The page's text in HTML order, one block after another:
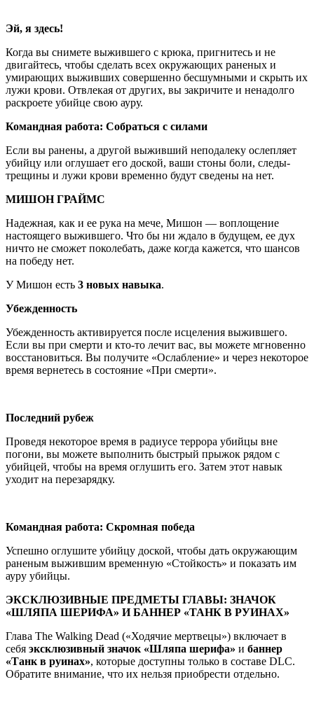
Эй, я здесь!
Когда вы снимете выжившего с крюка, пригнитесь и не
двигайтесь, чтобы сделать всех окружающих раненых и
умирающих выживших совершенно бесшумными и скрыть их
лужи крови. Отвлекая от других, вы закричите и ненадолго
раскроете убийце свою ауру.
Командная работа: Собраться с силами
Если вы ранены, а другой выживший неподалеку ослепляет
убийцу или оглушает его доской, ваши стоны боли, следы-
трещины и лужи крови временно будут сведены на нет.
МИШОН ГРАЙМС
Надежная, как и ее рука на мече, Мишон — воплощение
настоящего выжившего. Что бы ни ждало в будущем, ее дух
ничто не сможет поколебать, даже когда кажется, что шансов
на победу нет.
У Мишон есть 3 новых навыка.
Убежденность
Убежденность активируется после исцеления выжившего.
Если вы при смерти и кто-то лечит вас, вы можете мгновенно
восстановиться. Вы получите «Ослабление» и через некоторое
время вернетесь в состояние «При смерти».
Последний рубеж
Проведя некоторое время в радиусе террора убийцы вне
погони, вы можете выполнить быстрый прыжок рядом с
убийцей, чтобы на время оглушить его. Затем этот навык
уходит на перезарядку.
Командная работа: Скромная победа
Успешно оглушите убийцу доской, чтобы дать окружающим
раненым выжившим временную «Стойкость» и показать им
ауру убийцы.
ЭКСКЛЮЗИВНЫЕ ПРЕДМЕТЫ ГЛАВЫ: ЗНАЧОК
«ШЛЯПА ШЕРИФА» И БАННЕР «ТАНК В РУИНАХ»
Глава The Walking Dead («Ходячие мертвецы») включает в
себя эксклюзивный значок «Шляпа шерифа» и баннер
«Танк в руинах», которые доступны только в составе DLC.
Обратите внимание, что их нельзя приобрести отдельно.